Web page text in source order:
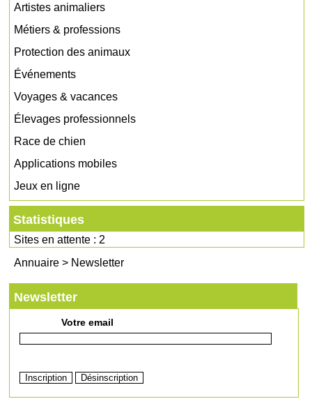
Artistes animaliers
Métiers & professions
Protection des animaux
Événements
Voyages & vacances
Élevages professionnels
Race de chien
Applications mobiles
Jeux en ligne
Statistiques
Sites en attente : 2
Annuaire > Newsletter
Newsletter
Votre email